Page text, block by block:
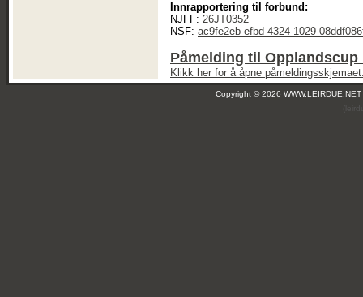
Innrapportering til forbund:
NJFF: 26JT0352
NSF: ac9fe2eb-efbd-4324-1029-
Påmelding til
Klikk her for å åpne
Copyright © 2026